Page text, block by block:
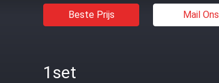
Beste Prijs Mail Ons
1set